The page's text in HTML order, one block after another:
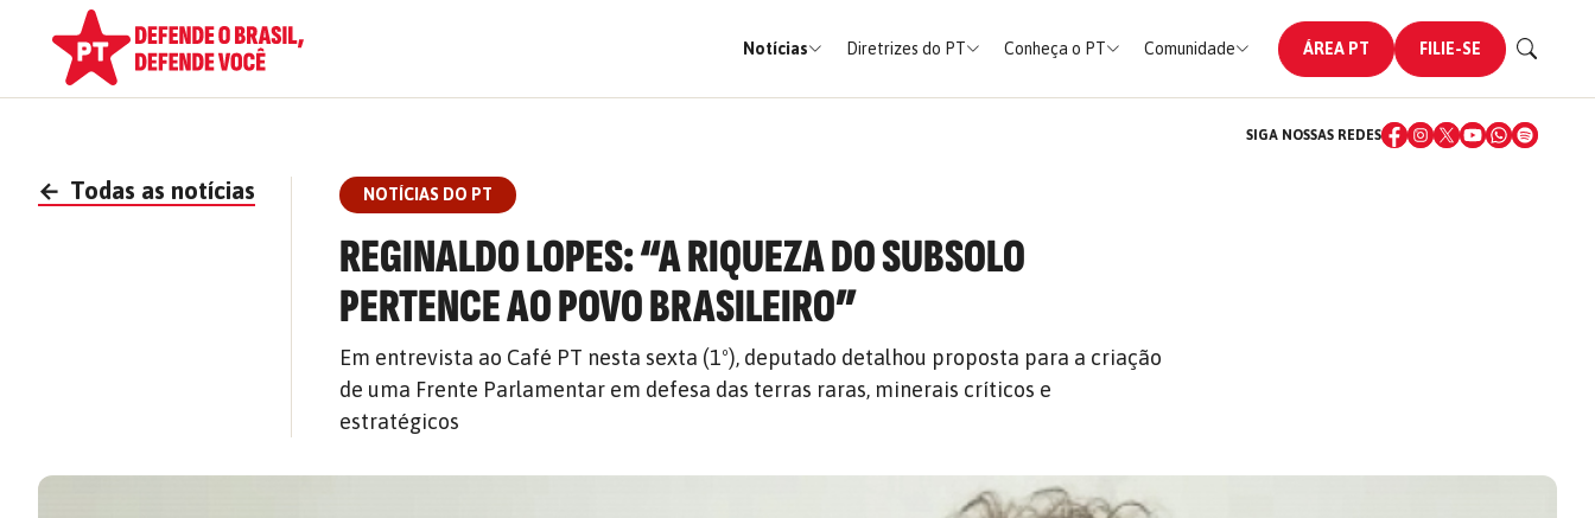
Notícias Diretrizes do PT Conheça o PT Comunidade ÁREA PT FILIE-SE
SIGA NOSSAS REDES
← Todas as notícias NOTÍCIAS DO PT
REGINALDO LOPES: “A RIQUEZA DO SUBSOLO
PERTENCE AO POVO BRASILEIRO”
Em entrevista ao Café PT nesta sexta (1º), deputado detalhou proposta para a criação
de uma Frente Parlamentar em defesa das terras raras, minerais críticos e
estratégicos